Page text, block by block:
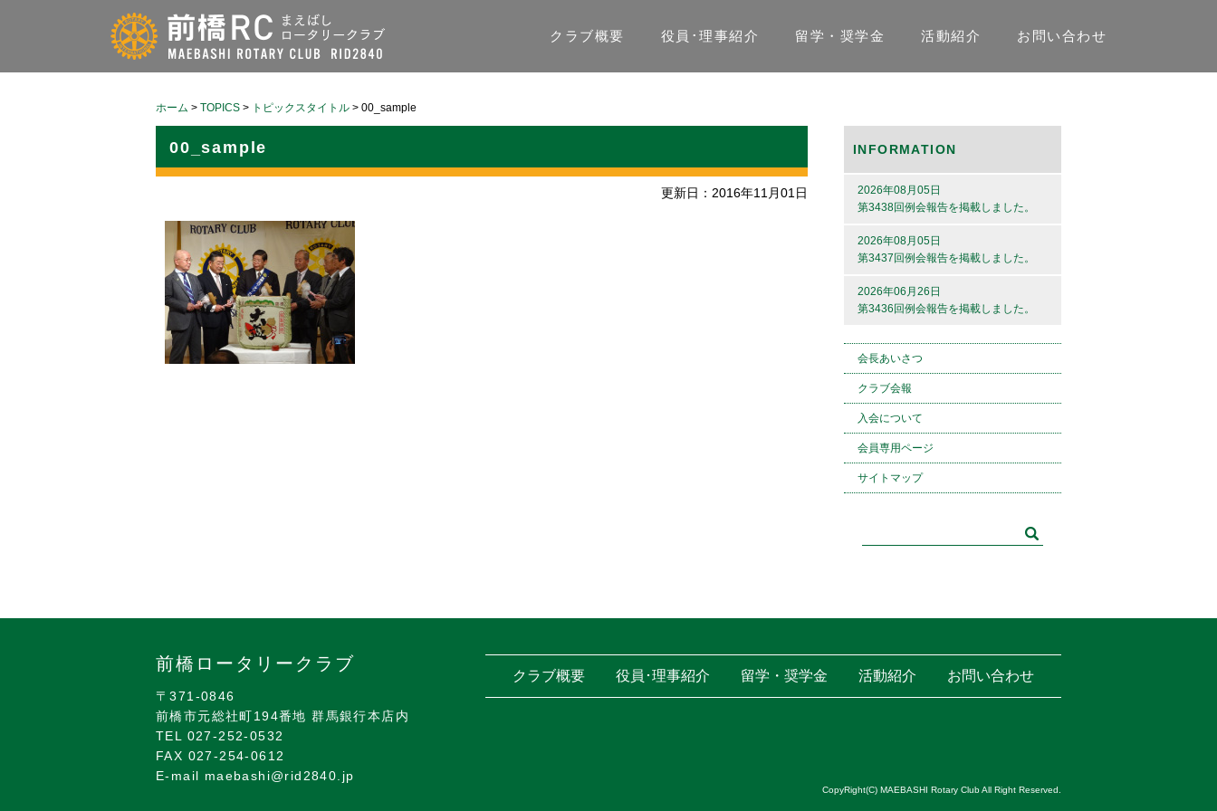
クラブ概要 役員･理事紹介 留学・奨学金 活動紹介 お問い合わせ
ホーム > TOPICS > トピックスタイトル > 00_sample
00_sample
更新日：2016年11月01日
INFORMATION
2026年08月05日
第3438回例会報告を掲載しました。
2026年08月05日
第3437回例会報告を掲載しました。
2026年06月26日
第3436回例会報告を掲載しました。
会長あいさつ
クラブ会報
入会について
会員専用ページ
サイトマップ
クラブ概要 役員･理事紹介 留学・奨学金 活動紹介 お問い合わせ
前橋ロータリークラブ
〒371-0846
前橋市元総社町194番地 群馬銀行本店内
TEL 027-252-0532
FAX 027-254-0612
E-mail maebashi@rid2840.jp
CopyRight(C) MAEBASHI Rotary Club All Right Reserved.